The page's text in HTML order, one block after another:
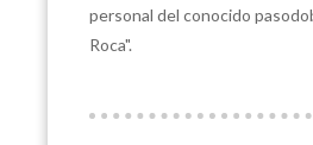
personal del conocido
Roca".